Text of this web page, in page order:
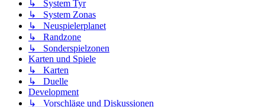
↳ System Tyr
↳ System Zonas
↳ Neuspielerplanet
↳ Randzone
↳ Sonderspielzonen
Karten und Spiele
↳ Karten
↳ Duelle
Development
↳ Vorschläge und Diskussionen